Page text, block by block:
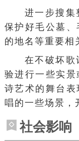
进一步搜集
保护好毛公墓
的地名等重要相
在不破坏歌
验进行一些实
诗艺术的舞台
唱的一些场景，
社会影响